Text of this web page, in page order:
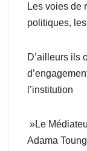
Les voies de
politiques,
D’ailleurs ils
l’institution
»Le
Adama